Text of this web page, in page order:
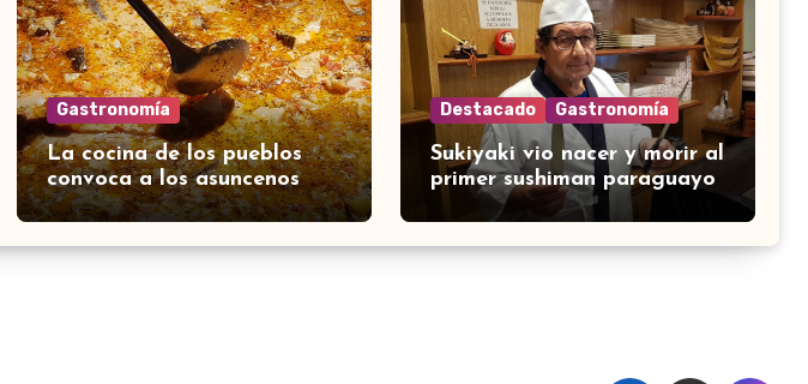
Gastronomía
La cocina de los pueblos
convoca a los asuncenos
Destacado Gastronomía
Sukiyaki vio nacer y morir al
primer sushiman paraguayo